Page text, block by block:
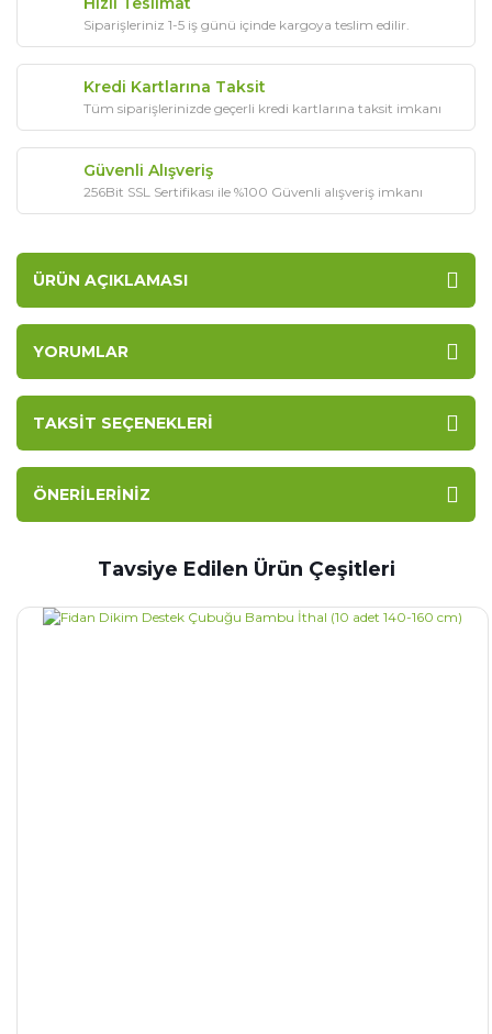
Siparişleriniz 1-5 iş günü içinde kargoya teslim edilir.
Kredi Kartlarına Taksit
Tüm siparişlerinizde geçerli kredi kartlarına taksit imkanı
Güvenli Alışveriş
256Bit SSL Sertifikası ile %100 Güvenli alışveriş imkanı
ÜRÜN AÇIKLAMASI
YORUMLAR
TAKSIT SEÇENEKLERI
ÖNERILERINIZ
Tavsiye Edilen Ürün Çeşitleri